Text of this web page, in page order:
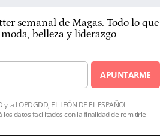
semanal de Magas. Todo lo que
belleza y liderazgo
APUNTARME
la LOPDGDD, EL LEÓN DE EL ESPAÑOL
los datos facilitados con la finalidad de remitirle